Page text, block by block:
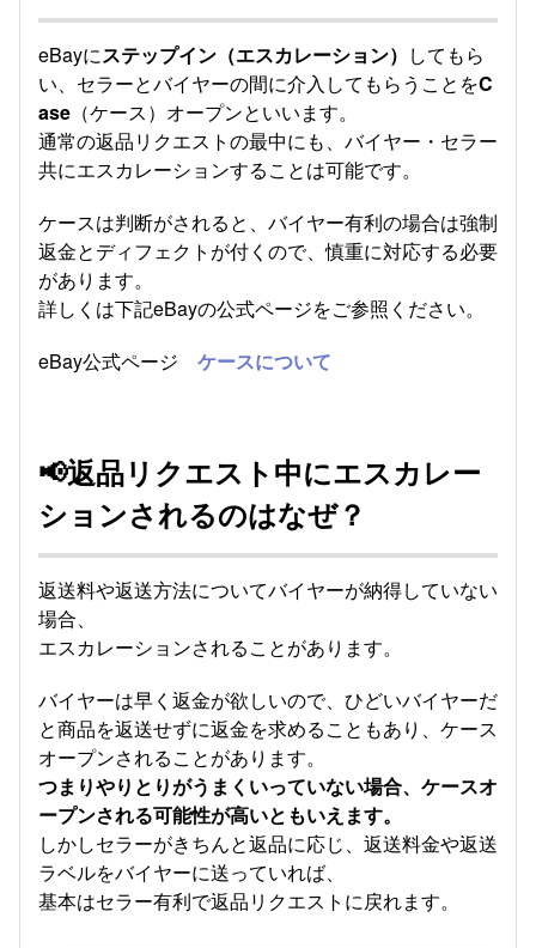
eBayにステップイン（エスカレーション） してもら
い、セラーとバイヤーの間に介入してもらうことをC
ase （ケース）オープンといいます。
通常の返品リクエストの最中にも、バイヤー・セラー
共にエスカレーションすることは可能です。
ケースは判断がされると、バイヤー有利の場合は強制
返金とディフェクトが付くので、慎重に対応する必要
があります。
詳しくは下記eBayの公式ページをご参照ください。
eBay公式ページ ケースについて
📢返品リクエスト中にエスカレー
ションされるのはなぜ？
返送料や返送方法についてバイヤーが納得していない
場合、
エスカレーションされることがあります。
バイヤーは早く返金が欲しいので、ひどいバイヤーだ
と商品を返送せずに返金を求めることもあり、ケース
オープンされることがあります。
つまりやりとりがうまくいっていない場合、ケースオ
ープンされる可能性が高いともいえます。
しかしセラーがきちんと返品に応じ、返送料金や返送
ラベルをバイヤーに送っていれば、
基本はセラー有利で返品リクエストに戻れます。